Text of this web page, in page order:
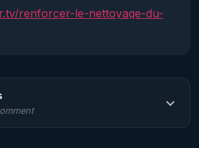
renforcer-le-nettoyage-du-
activer les processus internes
d'élimination de manière
Ce programme vous guide
de votre approche, en vous